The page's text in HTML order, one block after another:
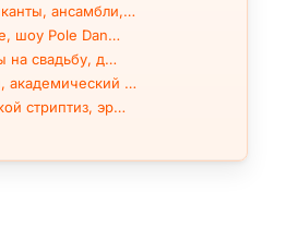
ансамбли,…
шоу Pole Dan…
на свадьбу, д…
академический …
стриптиз, эр…